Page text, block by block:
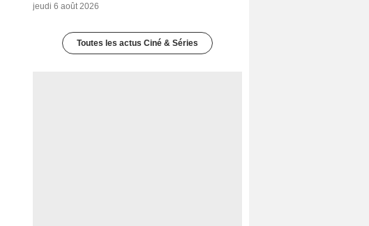
jeudi 6 août 2026
Toutes les actus Ciné & Séries